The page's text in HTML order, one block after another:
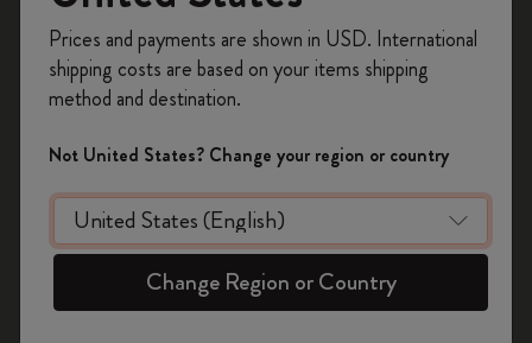
Was this answer helpful?
Si
No
Flow
Page camera
¿Page camera cuesta dinero?
Regístrate ahora y obtén un 10% de descuento
y envío gratuito en tu primer pedidoutilizando
el códigoWELCOME10.
Crea una cuenta de Moleskine para acceder a
ofertas exclusivas, beneficios para miembros y
más inspiración.
Crear cuenta!
Prices and payments are shown in USD. International
shipping costs are based on your items shipping
method and destination.
Not United States? Change your region or country
Change Region or Country